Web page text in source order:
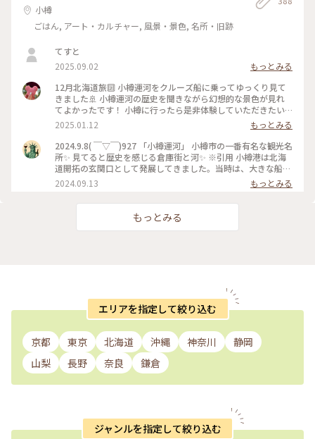
小樽
ごはん, アート・カルチャー, 風景・景色, 名所・旧跡
てすと
2025.09.02
もっとみる
12月北海道旅🔟 小樽運河をクルーズ船に乗ってゆっくり見て
きました🚢 小樽運河の歴史を聞きながら幻想的な景色が見れ
てよかったです！ 小樽に行ったら是非体験していただきたい
アクティビティです✨ #小樽運河#小樽運河クルーズ#ベストト
リップ2024
2025.01.12
もっとみる
2024.9.8( ￣▽￣)927 「小樽運河」 小樽市の一番有名な観光名
所✨ 見てると歴史を感じる倉庫街と河✨ ※引用 小樽港は北海
道開拓の玄関口として発展してきました。当時は、大きな船を
沖に泊め、はしけ（台船）を使って荷揚げしていましたが、取
り扱う荷量が多くなり、運搬作業を効率的に行う必要が出てき
ました。艀が接岸できる距離を長くするために、海面を埋め立
てることによってできたのが「小樽運河」です。 #北海道#小
樽市#小樽運河#堺町通り#散歩#観光#ことりっぷ旅2024#クラ
2024.09.13 もっとみる
もっとみる
エリアを指定して絞り込む
京都 東京 北海道 沖縄 神奈川
静岡
山梨
長野 奈良 鎌倉
ジャンルを指定して絞り込む